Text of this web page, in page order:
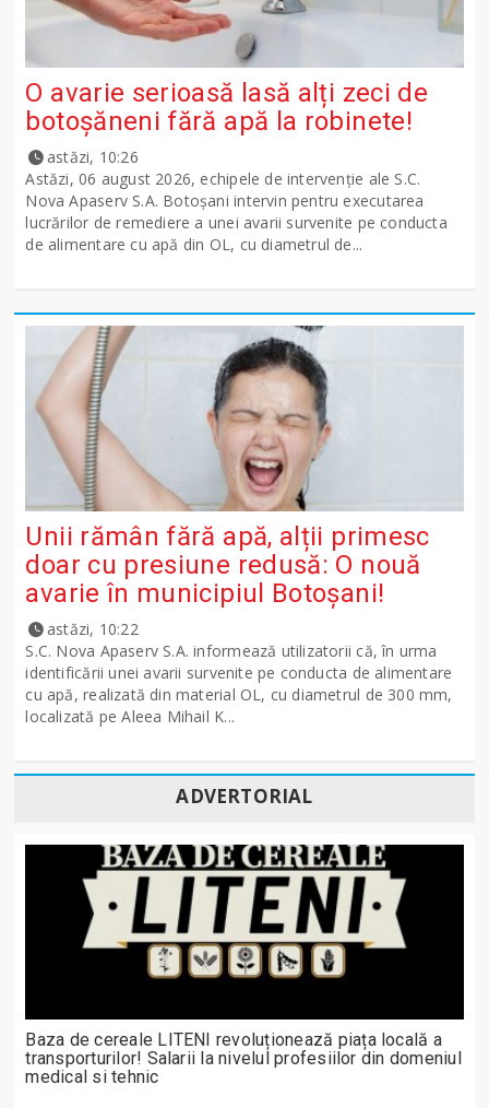
O avarie serioasă lasă alți zeci de
botoșăneni fără apă la robinete!
astăzi, 10:26
Astăzi, 06 august 2026, echipele de intervenție ale S.C.
Nova Apaserv S.A. Botoșani intervin pentru executarea
lucrărilor de remediere a unei avarii survenite pe conducta
de alimentare cu apă din OL, cu diametrul de...
Unii rămân fără apă, alții primesc
doar cu presiune redusă: O nouă
avarie în municipiul Botoșani!
astăzi, 10:22
S.C. Nova Apaserv S.A. informează utilizatorii că, în urma
identificării unei avarii survenite pe conducta de alimentare
cu apă, realizată din material OL, cu diametrul de 300 mm,
localizată pe Aleea Mihail K...
ADVERTORIAL
Baza de cereale LITENI revoluționează piața locală a
transporturilor! Salarii la nivelul profesiilor din domeniul
medical si tehnic